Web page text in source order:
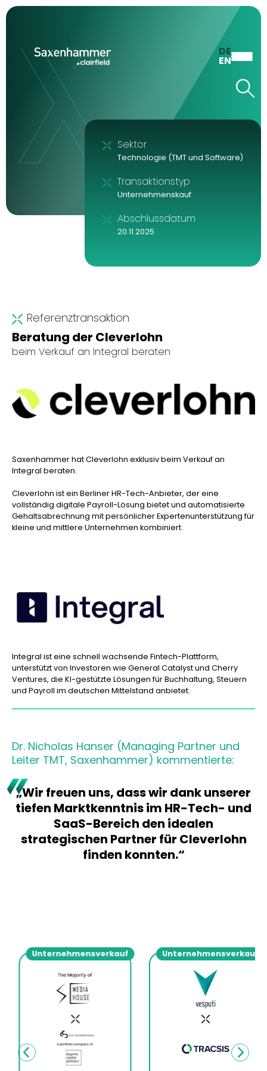
DE
EN
Referenztransaktion
Beratung der Cleverlohn
beim Verkauf an Integral beraten
Saxenhammer hatCleverlohn exklusiv beim Verkauf an
Integral beraten.
Cleverlohn ist ein Berliner HR-Tech-Anbieter, der eine
vollständig digitale Payroll-Lösung bietet und automatisierte
Gehaltsabrechnung mit persönlicher Expertenunterstützung für
kleine und mittlere Unternehmen kombiniert.
Integral ist eine schnell wachsende Fintech-Plattform,
unterstützt von Investoren wie General Catalystund Cherry
Ventures, die KI-gestützte Lösungen für Buchhaltung, Steuern
und Payroll im deutschen Mittelstand anbietet.
Dr. Nicholas Hanser (Managing Partner und
Leiter TMT, Saxenhammer) kommentierte:
„Wir freuen uns, dass wir dank unserer
tiefen Marktkenntnis im HR-Tech- und
SaaS-Bereich den idealen
strategischen Partner für Cleverlohn
finden konnten.“
Sektor
Technologie (TMT und Software)
Transaktionstyp
Unternehmenskauf
Abschlussdatum
20.11.2025
Unternehmensverkauf Unternehmensverkauf